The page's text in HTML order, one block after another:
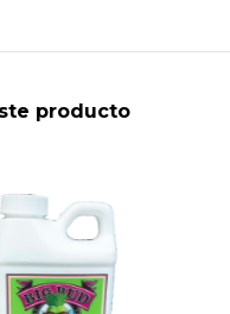
producto